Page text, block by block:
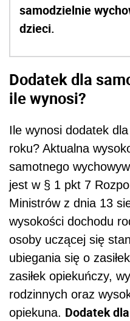
samodzielnie
dzieci.
Dodatek dla
ile wynosi?
Ile wynosi dodatek
roku? Aktualna
samotnego
jest w § 1 pkt 7
Ministrów z dnia 13
wysokości dochodu
osoby uczącej się
ubiegania się o
zasiłek opiekuńczy,
rodzinnych oraz
opiekuna. Dodatek